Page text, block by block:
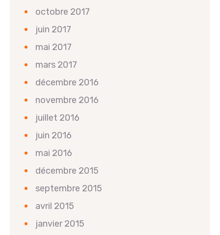
octobre 2017
juin 2017
mai 2017
mars 2017
décembre 2016
novembre 2016
juillet 2016
juin 2016
mai 2016
décembre 2015
septembre 2015
avril 2015
janvier 2015